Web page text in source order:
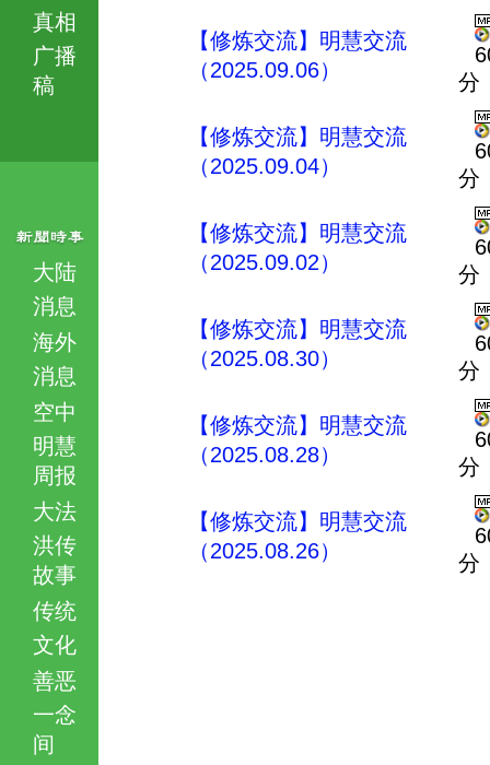
真相
广播
稿
大陆
消息
海外
消息
空中
明慧
周报
大法
洪传
故事
传统
文化
善恶
一念
间
【修炼交流】明慧交流
（2025.09.06）
分
【修炼交流】明慧交流
（2025.09.04）
分
【修炼交流】明慧交流
（2025.09.02）
分
【修炼交流】明慧交流
（2025.08.30）
分
【修炼交流】明慧交流
（2025.08.28）
分
【修炼交流】明慧交流
（2025.08.26）
分